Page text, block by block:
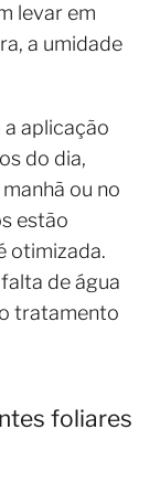
levar em
a umidade
aplicação
do dia,
ou no
estão
otimizada.
de água
tratamento
foliares